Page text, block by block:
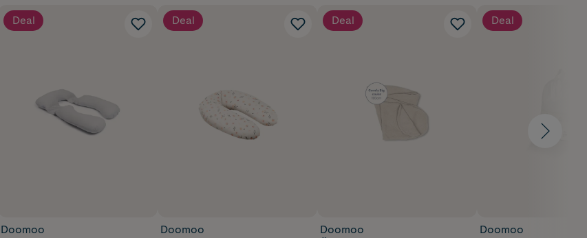
Deal
Doomoo
Deal
Doomoo
Deal
Doomoo
Deal
Doomoo